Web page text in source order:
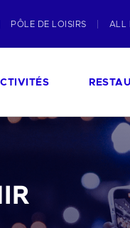
PÔLE DE LOISIRS ALL